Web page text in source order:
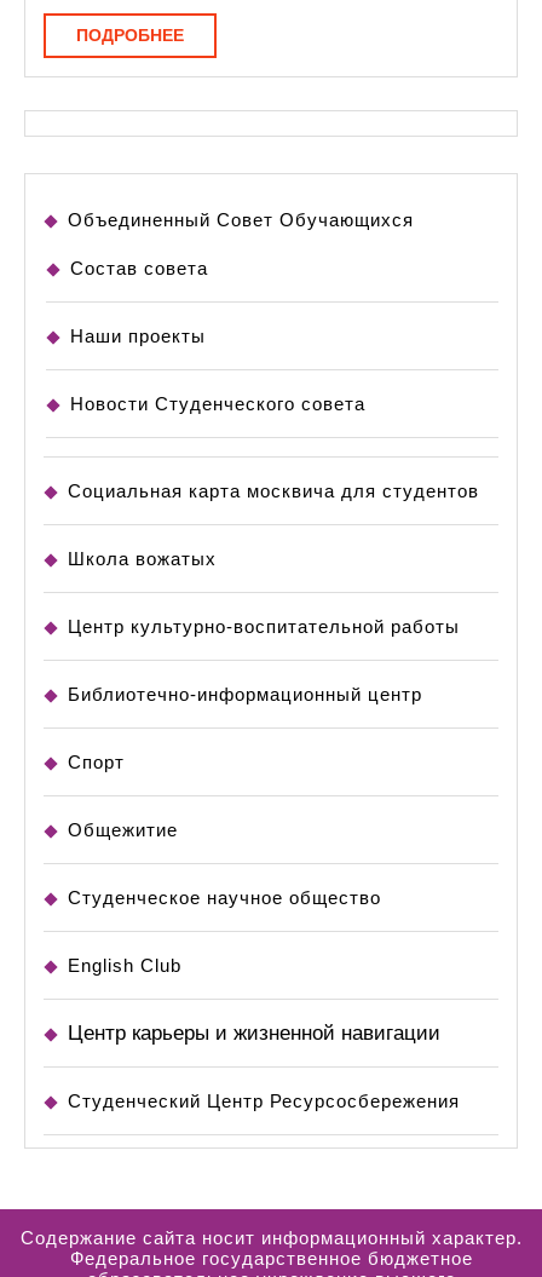
ПОДРОБНЕЕПОДРОБНЕЕ
Объединенный Совет Обучающихся
Состав совета
Наши проекты
Новости Студенческого совета
Социальная карта москвича для студентов
Школа вожатых
Центр культурно-воспитательной работы
Библиотечно-информационный центр
Спорт
Общежитие
Студенческое научное общество
English Club
Центр карьеры и жизненной навигации
Студенческий Центр Ресурсосбережения
Содержание сайта носит информационный характер.
Федеральное государственное бюджетное